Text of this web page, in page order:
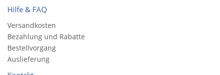
Hilfe & FAQ
Versandkosten
Bezahlung und Rabatte
Bestellvorgang
Auslieferung